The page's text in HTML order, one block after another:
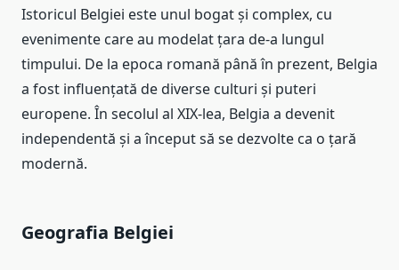
Istoricul Belgiei este unul bogat și complex, cu
evenimente care au modelat țara de-a lungul
timpului. De la epoca romană până în prezent, Belgia
a fost influențată de diverse culturi și puteri
europene. În secolul al XIX-lea, Belgia a devenit
independentă și a început să se dezvolte ca o țară
modernă.
Geografia Belgiei